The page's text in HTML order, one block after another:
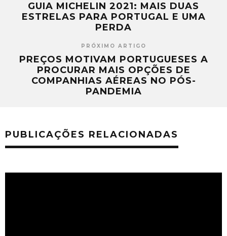
GUIA MICHELIN 2021: MAIS DUAS
ESTRELAS PARA PORTUGAL E UMA
PERDA
PRÓXIMO ARTIGO
PREÇOS MOTIVAM PORTUGUESES A
PROCURAR MAIS OPÇÕES DE
COMPANHIAS AÉREAS NO PÓS-
PANDEMIA
PUBLICAÇÕES RELACIONADAS